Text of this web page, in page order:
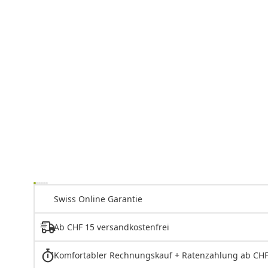
Swiss Online Garantie
Ab CHF 15 versandkostenfrei
Komfortabler Rechnungskauf + Ratenzahlung ab